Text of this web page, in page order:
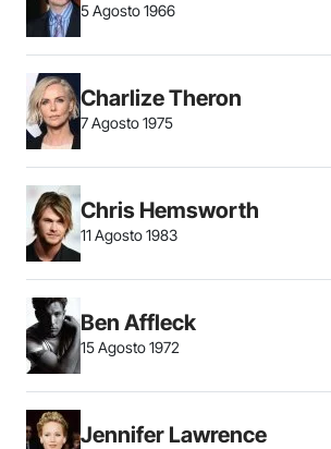
5 Agosto 1966
Charlize Theron
7 Agosto 1975
Chris Hemsworth
11 Agosto 1983
Ben Affleck
15 Agosto 1972
Jennifer Lawrence